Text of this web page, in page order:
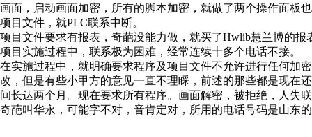
画面，启动画面加密，所有的脚本加密，就做了两个操作面板
项目文件，就PLC联系中断。
项目文件要求有报表，奇葩没能力做，就买了Hwlib慧兰博的
项目实施过程中，联系极为困难，经常连续十多个电话不接。
在实施过程中，就明确要求程序及项目文件不允许进行任何加
改，但是有些小甲方的意见一直不理睬，前述的那些都是现在
间长达两个月。现在要求所有程序。画面解密，被拒绝，人失
奇葩叫华永，可能字不对，音肯定对，所用的电话号码是山东